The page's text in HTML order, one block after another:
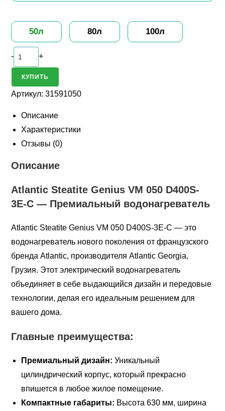
50л 80л 100л
Количество
Бойлер
Atlantic
Steatite
VM
050
D400S-
C
- +
КУПИТЬ
Артикул:31591050
Описание
Характеристики
Отзывы (0)
Описание
Atlantic Steatite Genius VM 050 D400S-
3E-C — Премиальный водонагреватель
Atlantic Steatite Genius VM 050 D400S-3E-C — это
водонагреватель нового поколения от французского
бренда Atlantic, производителя Atlantic Georgia,
Грузия. Этот электрический водонагреватель
объединяет в себе выдающийся дизайн и передовые
технологии, делая его идеальным решением для
вашего дома.
Главные преимущества:
Премиальный дизайн: Уникальный
цилиндрический корпус, который прекрасно
впишется в любое жилое помещение.
Компактные габариты: Высота 630 мм, ширина